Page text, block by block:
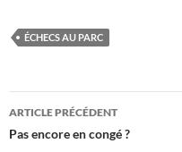
ÉCHECS AU PARC
Navigation
des
ARTICLE PRÉCÉDENT
Pas encore en congé ?